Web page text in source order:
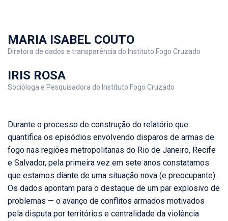
MARIA ISABEL COUTO
Diretora de dados e transparência do Instituto Fogo Cruzado
IRIS ROSA
Socióloga e Pesquisadora do Instituto Fogo Cruzado
Durante o processo de construção do relatório que
quantifica os episódios envolvendo disparos de armas de
fogo nas regiões metropolitanas do Rio de Janeiro, Recife
e Salvador, pela primeira vez em sete anos constatamos
que estamos diante de uma situação nova (e preocupante).
Os dados apontam para o destaque de um par explosivo de
problemas — o avanço de conflitos armados motivados
pela disputa por territórios e centralidade da violência